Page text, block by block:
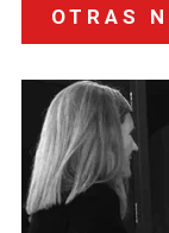
OTRAS